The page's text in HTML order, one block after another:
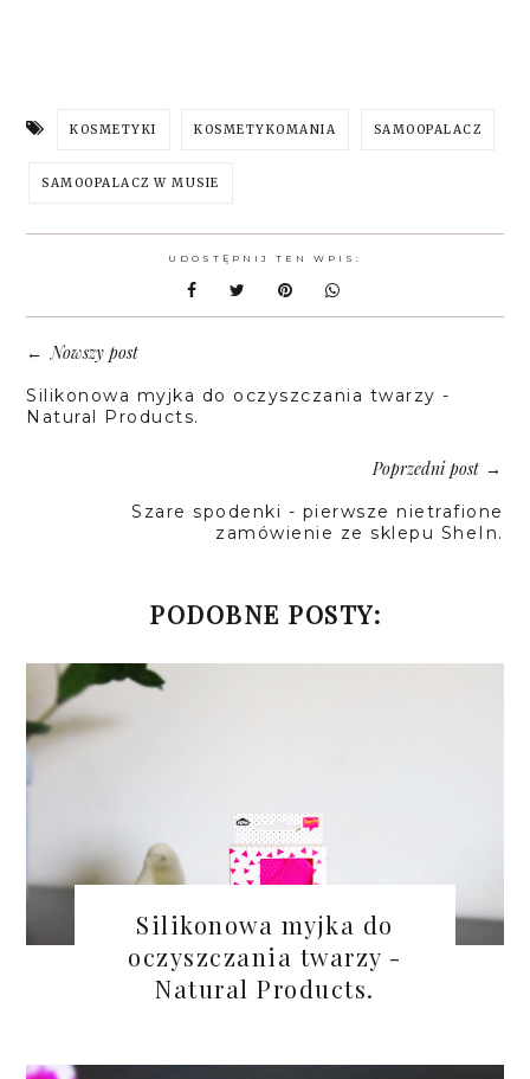
KOSMETYKI KOSMETYKOMANIA SAMOOPALACZ
SAMOOPALACZ W MUSIE
UDOSTĘPNIJ TEN WPIS:
←Nowszy post
Silikonowa myjka do oczyszczania twarzy -
Natural Products.
Poprzedni post→
Szare spodenki - pierwsze nietrafione
zamówienie ze sklepu SheIn.
PODOBNE POSTY:
Silikonowa myjka do
oczyszczania twarzy -
Natural Products.